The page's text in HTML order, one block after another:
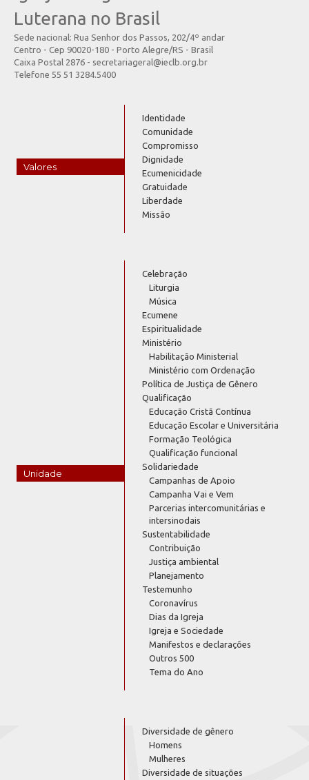
Luterana no Brasil
Sede nacional: Rua Senhor dos Passos, 202/4º andar
Centro - Cep 90020-180 - Porto Alegre/RS - Brasil
Caixa Postal 2876 - secretariageral@ieclb.org.br
Telefone 55 51 3284.5400
Valores
Identidade
Comunidade
Compromisso
Dignidade
Ecumenicidade
Gratuidade
Liberdade
Missão
Unidade
Celebração
Liturgia
Música
Ecumene
Espiritualidade
Ministério
Habilitação Ministerial
Ministério com Ordenação
Política de Justiça de Gênero
Qualificação
Educação Cristã Contínua
Educação Escolar e Universitária
Formação Teológica
Qualificação funcional
Solidariedade
Campanhas de Apoio
Campanha Vai e Vem
Parcerias intercomunitárias e
intersinodais
Sustentabilidade
Contribuição
Justiça ambiental
Planejamento
Testemunho
Coronavírus
Dias da Igreja
Igreja e Sociedade
Manifestos e declarações
Outros 500
Tema do Ano
Diversidade de gênero
Homens
Mulheres
Diversidade de situações